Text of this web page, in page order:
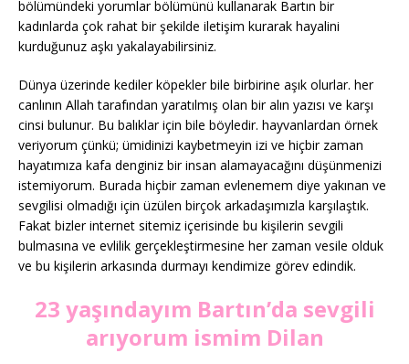
bölümündeki yorumlar bölümünü kullanarak Bartın bir
kadınlarda çok rahat bir şekilde iletişim kurarak hayalini
kurduğunuz aşkı yakalayabilirsiniz.
Dünya üzerinde kediler köpekler bile birbirine aşık olurlar. her
canlının Allah tarafından yaratılmış olan bir alın yazısı ve karşı
cinsi bulunur. Bu balıklar için bile böyledir. hayvanlardan örnek
veriyorum çünkü; ümidinizi kaybetmeyin izi ve hiçbir zaman
hayatımıza kafa denginiz bir insan alamayacağını düşünmenizi
istemiyorum. Burada hiçbir zaman evlenemem diye yakınan ve
sevgilisi olmadığı için üzülen birçok arkadaşımızla karşılaştık.
Fakat bizler internet sitemiz içerisinde bu kişilerin sevgili
bulmasına ve evlilik gerçekleştirmesine her zaman vesile olduk
ve bu kişilerin arkasında durmayı kendimize görev edindik.
23 yaşındayım Bartın’da sevgili
arıyorum ismim Dilan